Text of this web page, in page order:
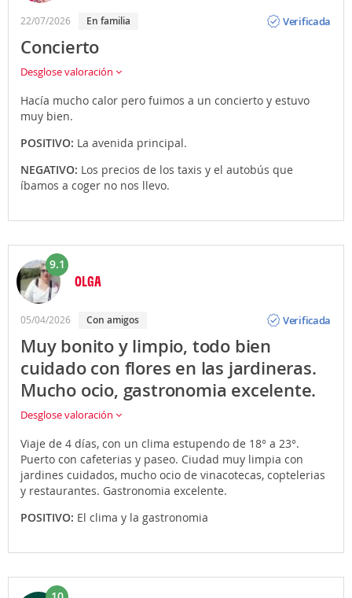
22/07/2026 en familia
Verificada
Concierto
Desglose valoración
Hacía mucho calor pero fuimos a un concierto y estuvo
muy bien.
POSITIVO: La avenida principal.
NEGATIVO: Los precios de los taxis y el autobús que
íbamos a coger no nos llevo.
9.1
OLGA
05/04/2026 con amigos
Verificada
Muy bonito y limpio, todo bien
cuidado con flores en las jardineras.
Mucho ocio, gastronomia excelente.
Desglose valoración
Viaje de 4 días, con un clima estupendo de 18° a 23°.
Puerto con cafeterias y paseo. Ciudad muy limpia con
jardines cuidados, mucho ocio de vinacotecas, coptelerias
y restaurantes. Gastronomia excelente.
POSITIVO: El clima y la gastronomia